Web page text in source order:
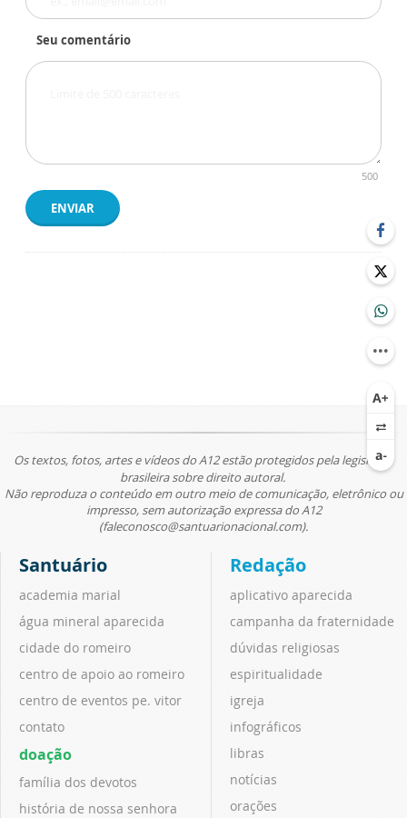
Seu comentário
500
ENVIAR
Os textos, fotos, artes e vídeos do A12 estão protegidos pela legislação
brasileira sobre direito autoral.
Não reproduza o conteúdo em outro meio de comunicação, eletrônico ou
impresso, sem autorização expressa do A12
(faleconosco@santuarionacional.com).
Santuário
academia marial
água mineral aparecida
cidade do romeiro
centro de apoio ao romeiro
centro de eventos pe. vitor
contato
doação
família dos devotos
história de nossa senhora
Redação
aplicativo aparecida
campanha da fraternidade
dúvidas religiosas
espiritualidade
igreja
infográficos
libras
notícias
orações